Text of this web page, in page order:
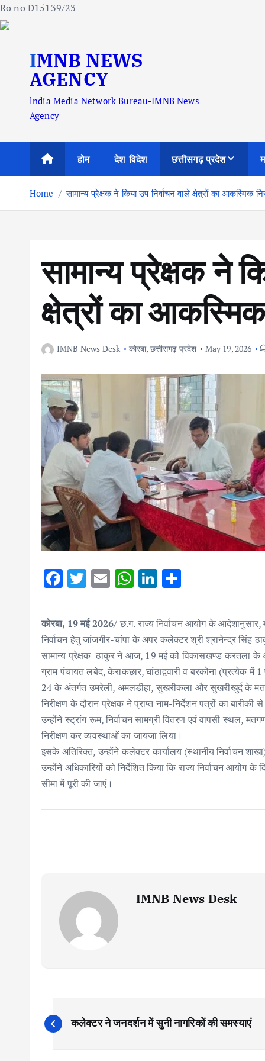
Ro no D15139/23
IMNB NEWS
AGENCY
lndia Media Network Bureau-IMNB News
Agency
होम देश-विदेश छत्तीसगढ़ प्रदेश
Home सामान्य प्रेक्षक ने किया उप निर्वाचन वाले क्षेत्रों का आकस्मिक
सामान्य प्रेक्षक ने
क्षेत्रों का आकस्मिक
IMNB News Desk कोरबा, छत्तीसगढ़ प्रदेश May 19, 2026
F
e
b
o
o
k
T
it
te
r
E
ai
l
W
at
s
A
p
p
Li
k
e
dI
n
ar
e
कोरबा, 19 मई 2026/ छ.ग. राज्य निर्वाचन आयोग के
निर्वाचन हेतु जांजगीर-चांपा के अपर कलेक्टर श्री श्रानेन्द्र सिंह
सामान्य प्रेक्षक ठाकुर ने आज, 19 मई को विकासखण्ड करतला के
ग्राम पंचायत लबेद, केराकछार, घांठाद्ववारी व बरकोना (प्रत्येक
24 के अंतर्गत उमरेली, अमलडीहा, सुखरीकला और सुखरीखुर्द के
निरीक्षण के दौरान प्रेक्षक ने प्राप्त नाम-निर्देशन पत्रों का
उन्होंने स्ट्रांग रूम, निर्वाचन सामग्री वितरण एवं वापसी स्थल,
निरीक्षण कर व्यवस्थाओं का जायजा लिया।
इसके अतिरिक्त, उन्होंने कलेक्टर कार्यालय (स्थानीय निर्वाचन
उन्होंने अधिकारियों को निर्देशित किया कि राज्य निर्वाचन आयोग
सीमा में पूरी की जाएं।
IMNB News Desk
P
कलेक्टर ने जनदर्शन में सुनी नागरिकों की समस्याएं